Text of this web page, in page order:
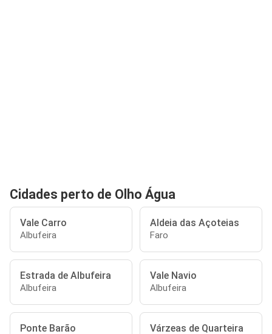
Cidades perto de Olho Água
Vale Carro
Albufeira
Aldeia das Açoteias
Faro
Estrada de Albufeira
Albufeira
Vale Navio
Albufeira
Ponte Barão Várzeas de Quarteira